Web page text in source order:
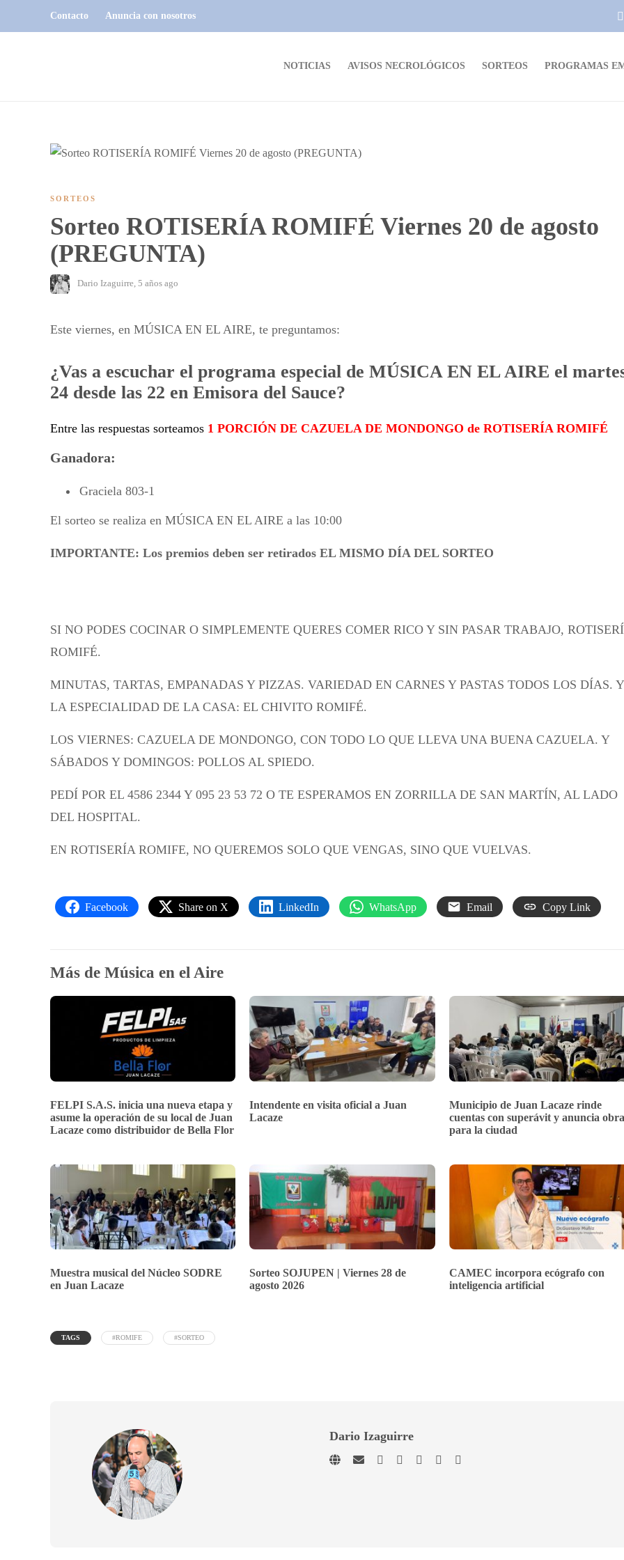
Contacto Anuncia con nosotros
NOTICIAS AVISOS NECROLÓGICOS SORTEOS PROGRAMAS
SORTEOS
Sorteo ROTISERÍA ROMIFÉ Viernes 20 de agosto
(PREGUNTA)
Dario Izaguirre 5 años ago
Este viernes, en MÚSICA EN EL AIRE, te preguntamos:
¿Vas a escuchar el programa especial de MÚSICA EN EL AIRE el
24 desde las 22 en Emisora del Sauce?
Entre las respuestas sorteamos 1 PORCIÓN DE CAZUELA DE MONDONGO de ROTISERÍA ROMIFÉ
Ganadora:
Graciela 803-1
El sorteo se realiza en MÚSICA EN EL AIRE a las 10:00
IMPORTANTE: Los premios deben ser retirados EL MISMO DÍA DEL SORTEO
SI NO PODES COCINAR O SIMPLEMENTE QUERES COMER RICO Y SIN PASAR TRABAJO,
ROMIFÉ.
MINUTAS, TARTAS, EMPANADAS Y PIZZAS. VARIEDAD EN CARNES Y PASTAS TODOS LOS DÍAS. Y
LA ESPECIALIDAD DE LA CASA: EL CHIVITO ROMIFÉ.
LOS VIERNES: CAZUELA DE MONDONGO, CON TODO LO QUE LLEVA UNA BUENA CAZUELA. Y
SÁBADOS Y DOMINGOS: POLLOS AL SPIEDO.
PEDÍ POR EL 4586 2344 Y 095 23 53 72 O TE ESPERAMOS EN ZORRILLA DE SAN MARTÍN, AL LADO
DEL HOSPITAL.
EN ROTISERÍA ROMIFE, NO QUEREMOS SOLO QUE VENGAS, SINO QUE VUELVAS.
Facebook Share on X LinkedIn WhatsApp Email Copy Link
Más de Música en el Aire
FELPI S.A.S. inicia una nueva etapa y
asume la operación de su local de Juan
Lacaze como distribuidor de Bella Flor
Intendente en visita oficial a Juan
Lacaze
Municipio de Juan Lacaze rinde
cuentas con superávit y anuncia
para la ciudad
Muestra musical del Núcleo SODRE
en Juan Lacaze
Sorteo SOJUPEN | Viernes 28 de
agosto 2026
CAMEC incorpora ecógrafo con
inteligencia artificial
TAGS #ROMIFE #SORTEO
Dario Izaguirre